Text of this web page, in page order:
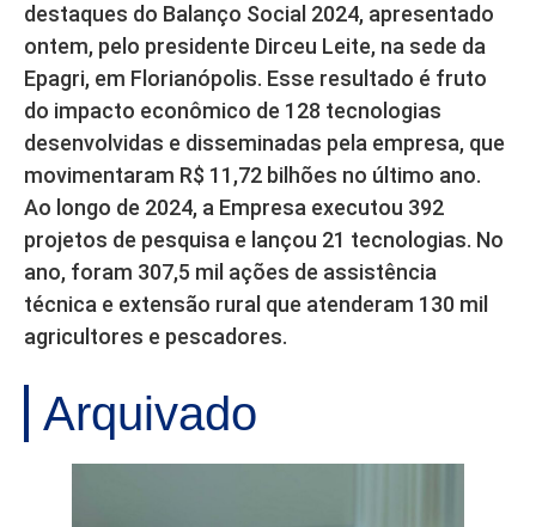
destaques do Balanço Social 2024, apresentado
ontem, pelo presidente Dirceu Leite, na sede da
Epagri, em Florianópolis. Esse resultado é fruto
do impacto econômico de 128 tecnologias
desenvolvidas e disseminadas pela empresa, que
movimentaram R$ 11,72 bilhões no último ano.
Ao longo de 2024, a Empresa executou 392
projetos de pesquisa e lançou 21 tecnologias. No
ano, foram 307,5 mil ações de assistência
técnica e extensão rural que atenderam 130 mil
agricultores e pescadores.
Arquivado